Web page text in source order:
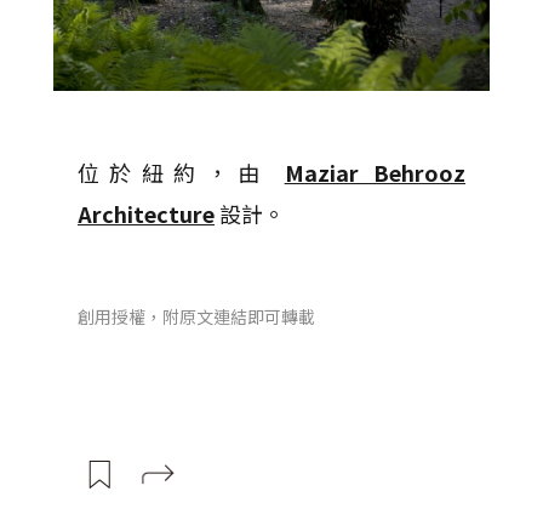
位於紐約，由 Maziar Behrooz
Architecture設計。
創用授權，附原文連結即可轉載